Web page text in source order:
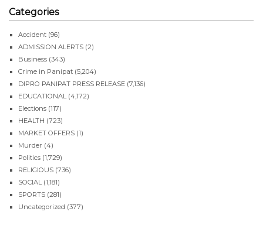
Categories
Accident (96)
ADMISSION ALERTS (2)
Business (343)
Crime in Panipat (5,204)
DIPRO PANIPAT PRESS RELEASE (7,136)
EDUCATIONAL (4,172)
Elections (117)
HEALTH (723)
MARKET OFFERS (1)
Murder (4)
Politics (1,729)
RELIGIOUS (736)
SOCIAL (1,181)
SPORTS (281)
Uncategorized (377)